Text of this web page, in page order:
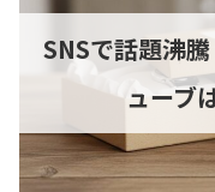
SNSで話題沸
ューブ